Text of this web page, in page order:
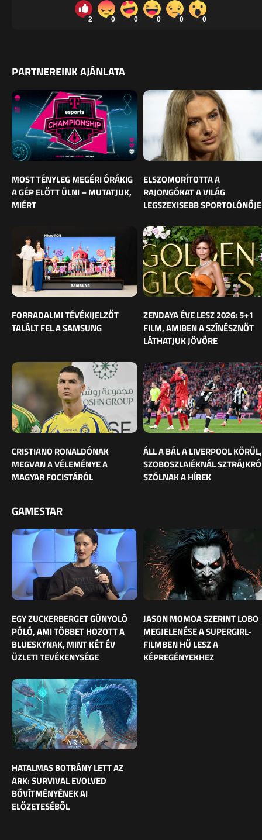
2 0 0 0 0 0
PARTNEREINK AJÁNLATA
MOST TÉNYLEG MEGÉRI ÓRÁKIG
A GÉP ELŐTT ÜLNI – MUTATJUK,
MIÉRT
ELSZOMORÍTOTTA A
RAJONGÓKAT A VILÁG
LEGSZEXISEBB SPORTOLÓNŐJE
FORRADALMI TÉVÉKIJELZŐT
TALÁLT FEL A SAMSUNG
ZENDAYA ÉVE LESZ 2026: 5+1
FILM, AMIBEN A SZÍNÉSZNŐT
LÁTHATJUK JÖVŐRE
CRISTIANO RONALDÓNAK
MEGVAN A VÉLEMÉNYE A
MAGYAR FOCISTÁRÓL
ÁLL A BÁL A LIVERPOOL KÖRÜL,
SZOBOSZLAIÉKNÁL
SZÓLNAK A HÍREK
GAMESTAR
EGY ZUCKERBERGET GÚNYOLÓ
PÓLÓ, AMI TÖBBET HOZOTT A
BLUESKYNAK, MINT KÉT ÉV
ÜZLETI TEVÉKENYSÉGE
JASON MOMOA SZERINT LOBO
MEGJELENÉSE A SUPERGIRL-
FILMBEN HŰ LESZ A
KÉPREGÉNYEKHEZ
HATALMAS BOTRÁNY LETT AZ
ARK: SURVIVAL EVOLVED
BŐVÍTMÉNYÉNEK AI
ELŐZETESÉBŐL